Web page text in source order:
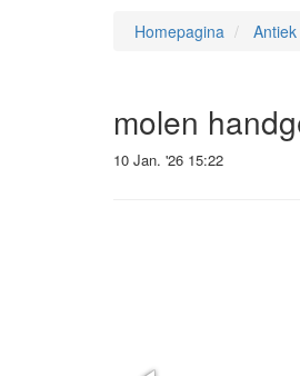
Homepagina
molen
10 Jan. '26 15:22